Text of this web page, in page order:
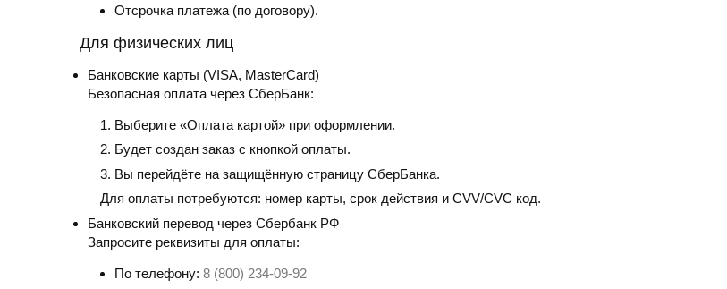
Отсрочка платежа (по договору).
Для физических лиц
Банковские карты (VISA, MasterCard)
Безопасная оплата через СберБанк:
Выберите «Оплата картой» при оформлении.
Будет создан заказ с кнопкой оплаты.
Вы перейдёте на защищённую страницу СберБанка.
Для оплаты потребуются: номер карты, срок действия и CVV/CVC код.
Банковский перевод через Сбербанк РФ
Запросите реквизиты для оплаты:
По телефону: 8 (800) 234-09-92